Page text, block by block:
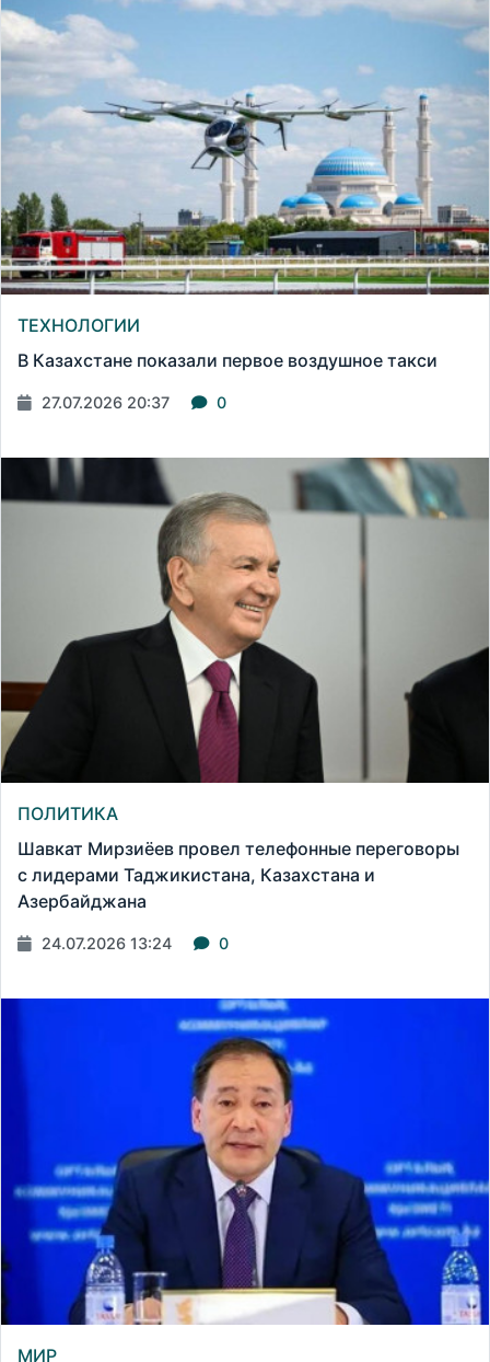
ТЕХНОЛОГИИ
В Казахстане показали первое воздушное такси
27.07.2026 20:37 0
ПОЛИТИКА
Шавкат Мирзиёев провел телефонные переговоры
с лидерами Таджикистана, Казахстана и
Азербайджана
24.07.2026 13:24 0
МИР